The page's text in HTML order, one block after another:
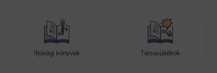
Ifjúsági könyvek Társasjátékok